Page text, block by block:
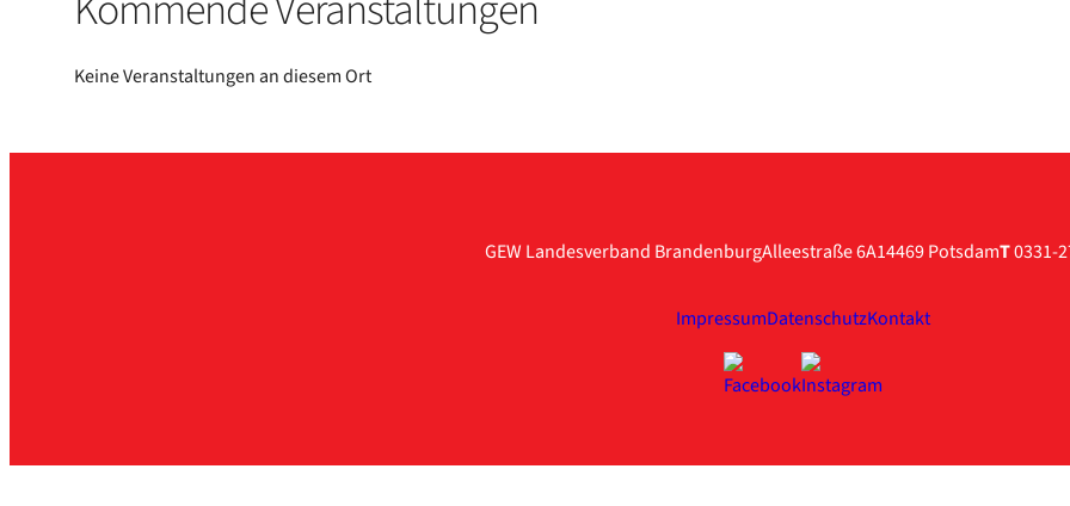
Kei­ne Ver­an­stal­tun­gen an die­sem Ort
GEW Landesverband BrandenburgAlleestraße 6A14469 PotsdamT0331-
ImpressumDatenschutzKontakt